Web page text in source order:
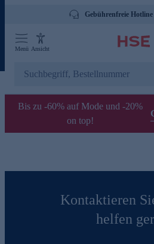
Gebührenfreie Hotline
Menü Ansicht
Bis zu -60% auf Mode und -20%
on top!
Kontaktieren
helfen